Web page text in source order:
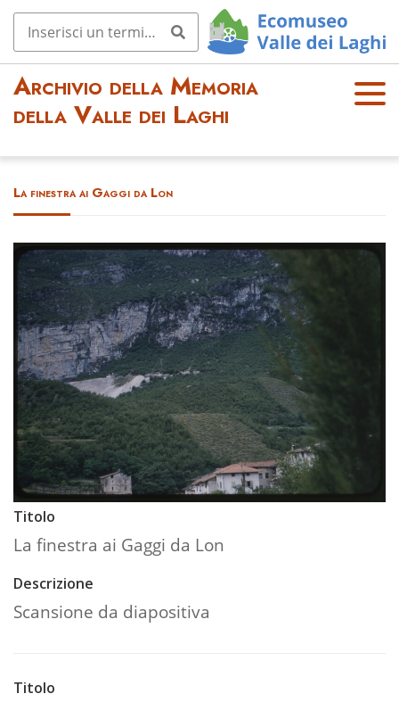
Archivio della Memoria
della Valle dei Laghi
OPE
La finestra ai Gaggi da Lon
Titolo
La finestra ai Gaggi da Lon
Descrizione
Scansione da diapositiva
Titolo